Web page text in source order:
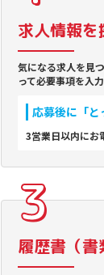
求人情報を
気になる求人を見
って必要事項を入
応募後に「と
3営業日以内にお
履歴書（